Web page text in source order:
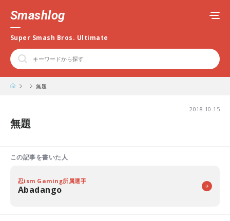
Smashlog
Super Smash Bros. Ultimate
無題
2018.10.15
無題
この記事を書いた人
忍ism Gaming所属選手
Abadango